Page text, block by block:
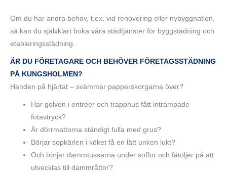
Om du har andra behov, t.ex. vid renovering eller nybyggnation,
så kan du självklart boka våra städtjänster för byggstädning och
etableringsstädning.
ÄR DU FÖRETAGARE OCH BEHÖVER FÖRETAGSSTÄDNING
PÅ KUNGSHOLMEN?
Handen på hjärtat – svämmar papperskorgarna över?
Har golven i entréer och trapphus fått intrampade
fotavtryck?
Är dörrmattorna ständigt fulla med grus?
Börjar sopkärlen i köket få en lätt unken lukt?
Och börjar dammtussarna under soffor och fåtöljer på att
utvecklas till dammråttor?